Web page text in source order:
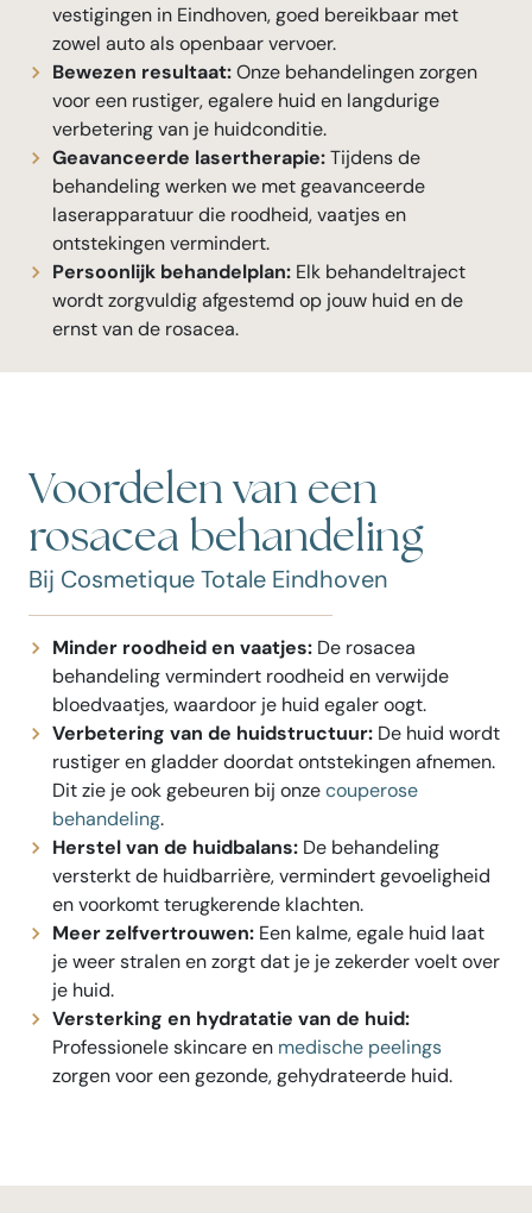
vestigingen in Eindhoven, goed bereikbaar met
zowel auto als openbaar vervoer.
Bewezen resultaat:Onze behandelingen zorgen
voor een rustiger, egalere huid en langdurige
verbetering van je huidconditie.
Geavanceerde lasertherapie:Tijdens de
behandeling werken we met geavanceerde
laserapparatuur die roodheid, vaatjes en
ontstekingen vermindert.
Persoonlijk behandelplan: Elk behandeltraject
wordt zorgvuldig afgestemd op jouw huid en de
ernst van de rosacea.
Voordelen van een
rosacea behandeling
Bij Cosmetique Totale Eindhoven
Minder roodheid en vaatjes: De rosacea
behandeling vermindert roodheid en verwijde
bloedvaatjes, waardoor je huid egaler oogt.
Verbetering van de huidstructuur: De huid wordt
rustiger en gladder doordat ontstekingen afnemen.
Dit zie je ook gebeuren bij onzecouperose
behandeling.
Herstel van de huidbalans: De behandeling
versterkt de huidbarrière, vermindert gevoeligheid
en voorkomt terugkerende klachten.
Meer zelfvertrouwen: Een kalme, egale huid laat
je weer stralen en zorgt dat je je zekerder voelt over
je huid.
Versterking en hydratatie van de huid:
Professionele skincare en medische peelings
zorgen voor een gezonde, gehydrateerde huid.